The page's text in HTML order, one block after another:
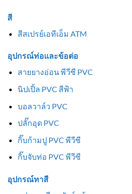
สี
สีสเปรย์เอทีเอ็ม ATM
อุปกรณ์ท่อและข้อต่อ
สายยางอ่อน พีวีซี PVC
นิปเปิ้ล PVC สีฟ้า
บอลวาล์ว PVC
ปลั๊กอุด PVC
กิ๊บก้ามปู PVC พีวีซี
กิ๊บจับท่อ PVC พีวีซี
อุปกรณ์ทาสี